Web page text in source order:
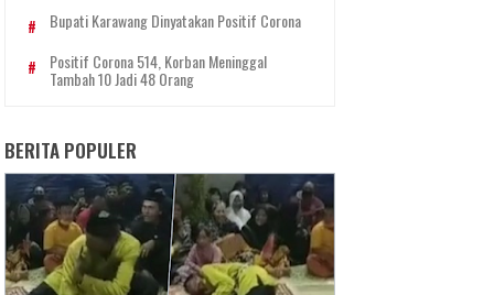
Bupati Karawang Dinyatakan Positif Corona
Positif Corona 514, Korban Meninggal
Tambah 10 Jadi 48 Orang
BERITA POPULER